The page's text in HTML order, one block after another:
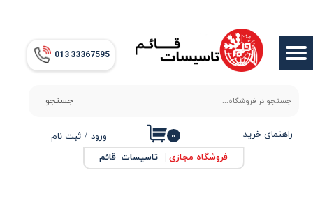
013​​​​​​​ 33367595
جستجو
ورود / ثبت نام
حساب کاربری من
تغییر گذر واژه
سفارشات
خروج از حساب کاربری
راهنمای خرید ۰
فروشگاه مجازی تاسیسات قائم